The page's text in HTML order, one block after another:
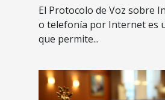
El Protocolo de Voz sobre
o telefonía por Internet es
que permite...